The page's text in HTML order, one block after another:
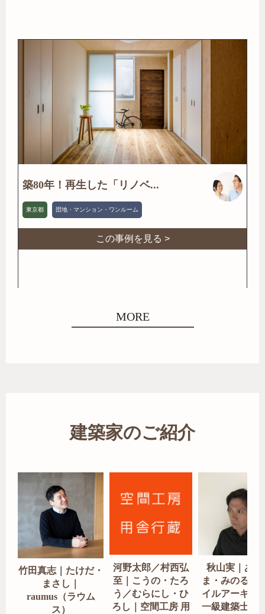
築80年！再生した「リノベ...
東京都 団地・マンション・ワンルーム
この事例を見る >
MORE
建築家のご紹介
竹田真志｜たけだ・
まさし｜
raumus（ラウム
ス）
河野太郎／村西弘
至｜こうの・たろ
う／むらにし・ひ
ろし｜空間工房 用
秋山実｜あき
ま・みのる｜
イルアーキテ
一級建築士事